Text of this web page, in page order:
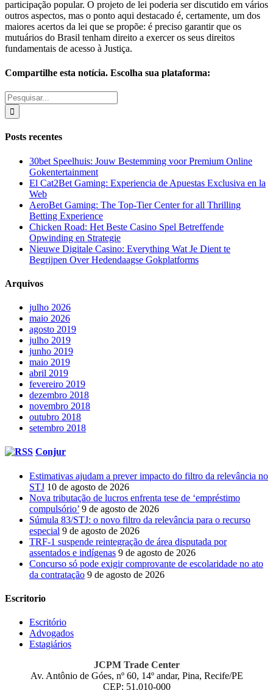
participação popular. O projeto de lei poderia ser discutido em vários
outros aspectos, mas o ponto aqui destacado é, certamente, um dos
maiores acertos da lei que se propõe: é preciso garantir que os
mutuários do Brasil tenham direito a exercer os seus direitos
fundamentais de acesso à Justiça.
Compartilhe esta notícia. Escolha sua plataforma:
Facebook
Twitter
WhatsApp
E-
mail
Buscar
resultados
para:
Posts recentes
30bet Speelhuis: Jouw Bestemming voor Premium Online
Gokentertainment
El Cat2Bet Gaming: Experiencia de Apuestas Exclusiva en la
Web
AeroBet Gaming: The Top-Tier Center for all Thrilling
Betting Experience
Chicken Road: Het Beste Casino Spel Betreffende
Opwinding en Strategie
Nieuwe Digitale Casino: Everything Wat Je Dient te
Begrijpen Over Hedendaagse Gokplatforms
Arquivos
julho 2026
maio 2026
agosto 2019
julho 2019
junho 2019
maio 2019
abril 2019
fevereiro 2019
dezembro 2018
novembro 2018
outubro 2018
setembro 2018
Conjur
Estimativas ajudam a prever impacto do filtro da relevância no
STJ 10 de agosto de 2026
Nova tributação de lucros enfrenta tese de ‘empréstimo
compulsório’ 9 de agosto de 2026
Súmula 83/STJ: o novo filtro da relevância para o recurso
especial 9 de agosto de 2026
TRF-1 suspende reintegração de área disputada por
assentados e indígenas 9 de agosto de 2026
Concurso só pode exigir comprovante de escolaridade no ato
da contratação 9 de agosto de 2026
Escritorio
Escritório
Advogados
Estagiários
JCPM Trade Center
Av. Antônio de Góes, nº 60, 14º andar, Pina, Recife/PE
CEP: 51.010-000